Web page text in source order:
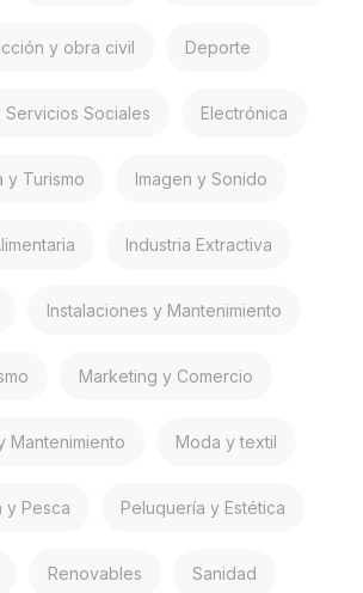
y obra civil Deporte
Servicios Sociales Electrónica
y Turismo Imagen y Sonido
Industria Extractiva
Instalaciones y Mantenimiento
Marketing y Comercio
Mantenimiento Moda y textil
y Pesca Peluquería y Estética
Renovables Sanidad